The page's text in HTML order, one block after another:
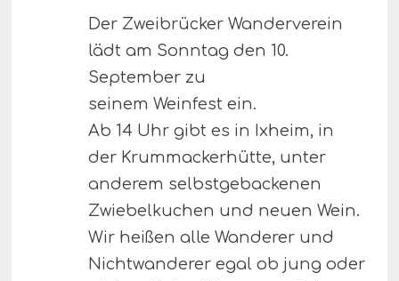
Der Zweibrücker Wanderverein
lädt am Sonntag den 10.
September zu
seinem Weinfest ein.
Ab 14 Uhr gibt es in Ixheim, in
der Krummackerhütte, unter
anderem selbstgebackenen
Zwiebelkuchen und neuen Wein.
Wir heißen alle Wanderer und
Nichtwanderer egal ob jung oder